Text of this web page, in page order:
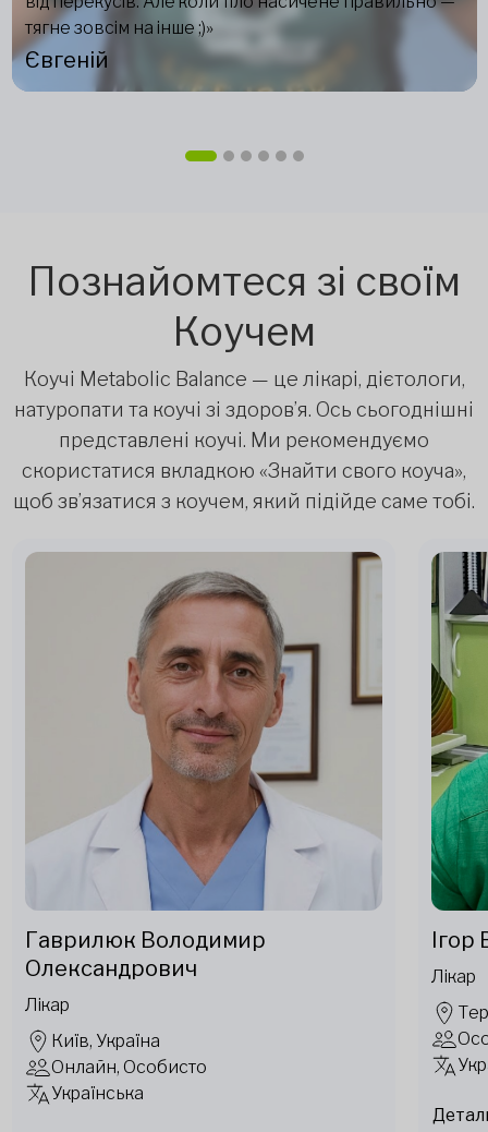
тягне зовсім на інше ;)»
Євгеній
Познайомтеся зі своїм
Коучем
Коучі Metabolic Balance — це лікарі, дієтологи,
натуропати та коучі зі здоров’я. Ось сьогоднішні
представлені коучі. Ми рекомендуємо
скористатися вкладкою «Знайти свого коуча»,
щоб зв’язатися з коучем, який підійде саме тобі.
Гаврилюк Володимир
Олександрович
Лікар
Київ, Україна
Онлайн, Особисто
Українська
Лікар